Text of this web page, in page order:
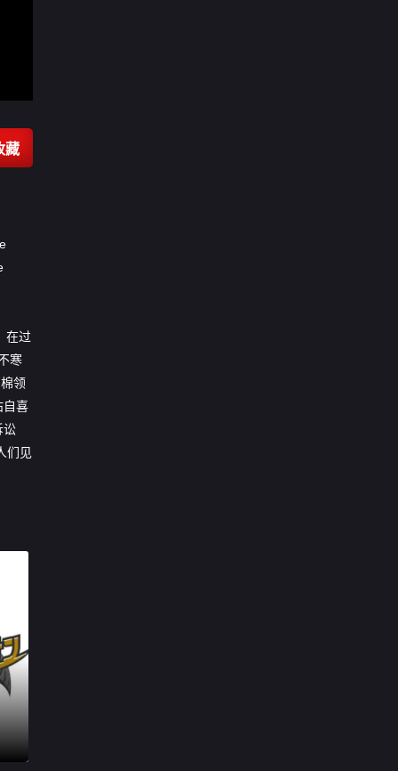
藏
在过
寒
领
自喜
讼
们见